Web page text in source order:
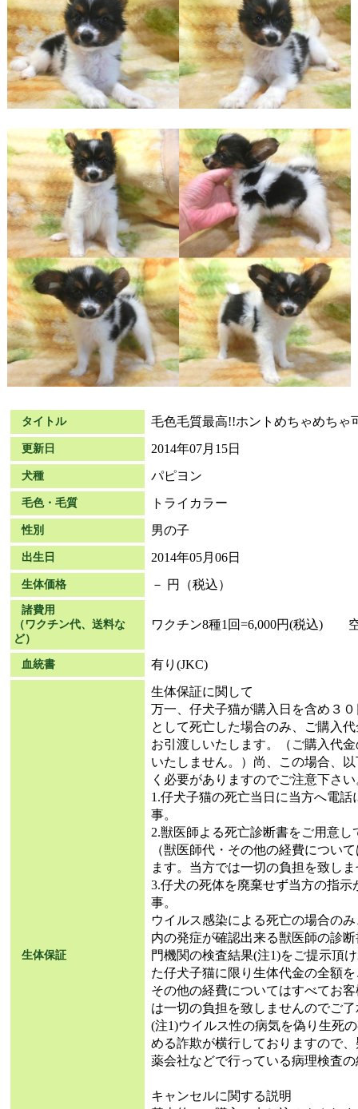
タイトル 毛色毛質最高!!ホントめちゃめちゃ
更新日 2014年07月15日
犬種 パピヨン
毛色・毛質 トライカラー
性別 男の子
出生日 2014年05月06日
生体価格 － 円（税込）
諸費用
（ワクチン代、送料な
ど）
ワクチン8種1回=6,000円(税込) 空
血統書 有り(JKC)
生体保証
生体保証に関して
万一、仔犬子猫が購入日を含め３
として死亡した場合のみ、ご購入
お引渡しいたします。（ご購入代
いたしません。）尚、この場合、
く必要がありますのでご注意下さい
1.仔犬子猫の死亡当日に当方へ電
事。
2.獣医師よる死亡診断書をご用意し
（獣医師代・その他の経費につい
ます。当方では一切の負担を致し
3.仔犬の死体を廃棄せず当方の指
事。
ウイルス感染による死亡の場合の
内の発症が確認出来る獣医師の診
門機関の検査結果(注1)をご提示頂
た仔犬子猫に限り生体代金の全額
その他の経費についてはすべてお
は一切の負担を致しませんのでご
(注1)ウイルス性の病気を偽り生死
める詐欺が横行しておりますので
薬会社などで行っている病理検査
キャンセルに関する説明